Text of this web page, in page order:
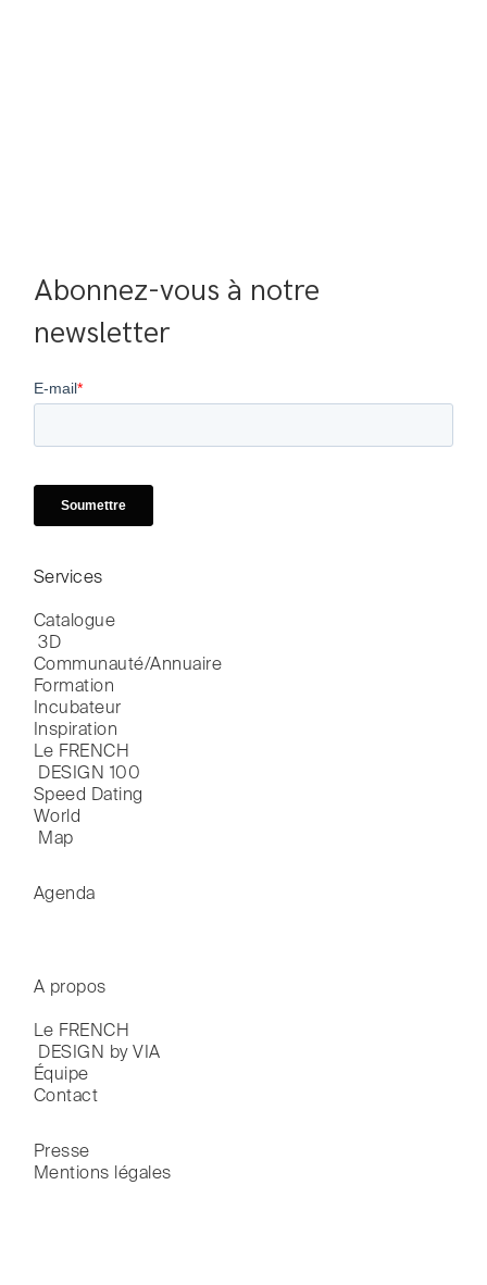
Abonnez-vous à notre
newsletter
Services
Catalogue
3D
Communauté/Annuaire
Formation
Incubateur
Inspiration
Le FRENCH
DESIGN 100
Speed Dating
World
Map
Agenda
A propos
Le FRENCH
DESIGN by VIA
Équipe
Contact
Presse
Mentions légales